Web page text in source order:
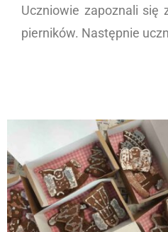
Uczniowie zapoznali się
pierników. Następnie